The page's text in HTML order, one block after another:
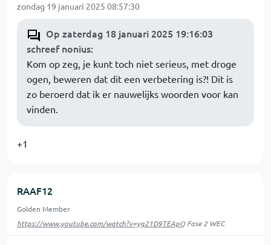
zondag 19 januari 2025 08:57:30
Op zaterdag 18 januari 2025 19:16:03
schreef nonius:
Kom op zeg, je kunt toch niet serieus, met droge
ogen, beweren dat dit een verbetering is?! Dit is
zo beroerd dat ik er nauwelijks woorden voor kan
vinden.
+1
RAAF12
Golden Member
https://www.youtube.com/watch?v=yg21D9TEApQFase 2 WEC